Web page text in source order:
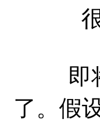
即将
了。假